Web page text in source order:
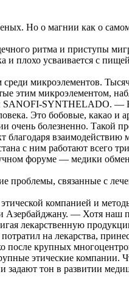
Но о магнии как о
ритма и приступы
плохо усваивается с
микроэлементов.
этим микроэлементом,
SYNTHELADO. — В
Это бобовые, какао
очень болезненно.
с ним работают всего
форуме — медики
связанные с
компанией и
— Хотя наш
лекарственную
на лекарства,
после крупных
этические
задают тон в развитии